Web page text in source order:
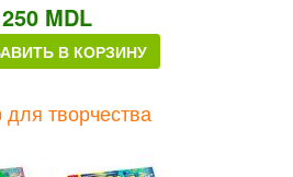
250 MDL
В КОРЗИНУ
творчества